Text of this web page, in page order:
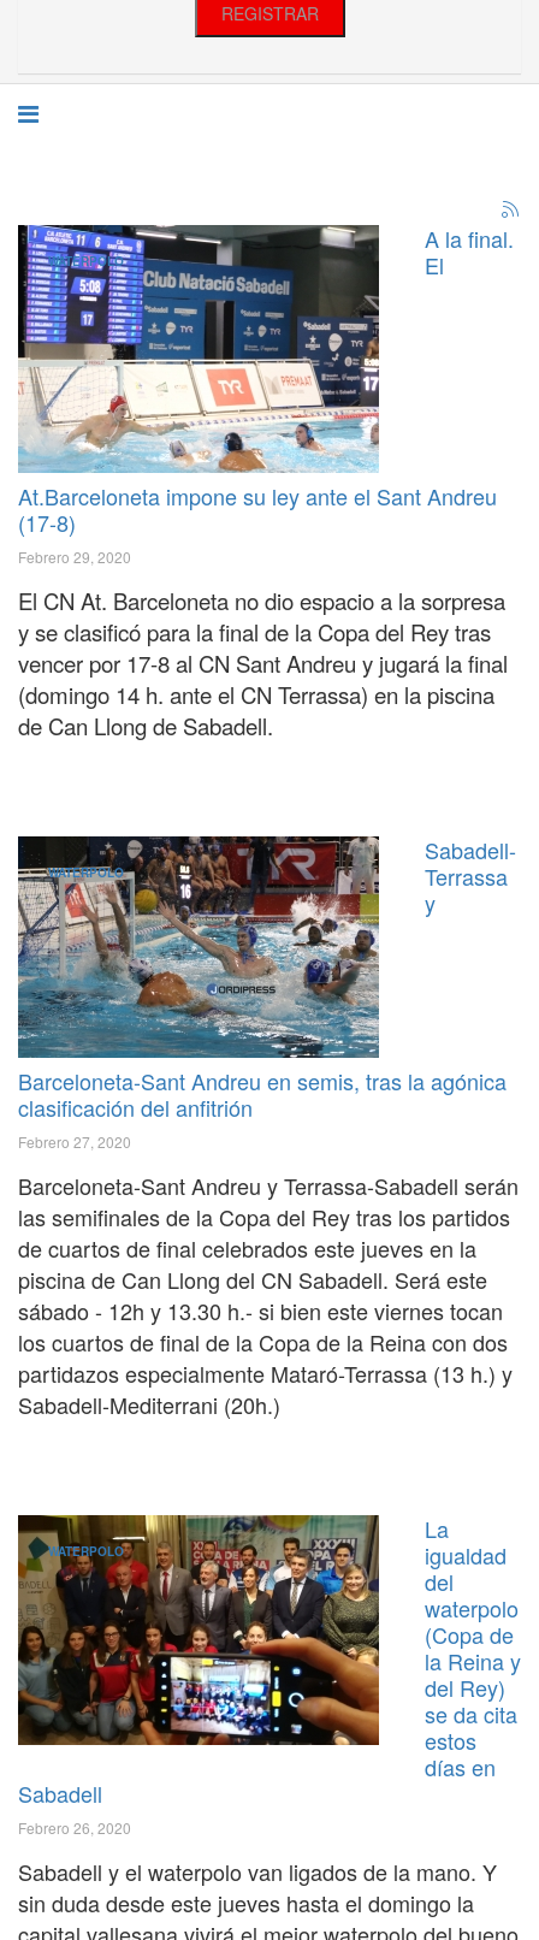
REGISTRAR
WATERPOLO
A la final.
El
At.Barceloneta impone su ley ante el Sant Andreu
(17-8)
Febrero 29, 2020
El CN At. Barceloneta no dio espacio a la sorpresa
y se clasificó para la final de la Copa del Rey tras
vencer por 17-8 al CN Sant Andreu y jugará la final
(domingo 14 h. ante el CN Terrassa) en la piscina
de Can Llong de Sabadell.
WATERPOLO
Sabadell-
Terrassa
y
Barceloneta-Sant Andreu en semis, tras la agónica
clasificación del anfitrión
Febrero 27, 2020
Barceloneta-Sant Andreu y Terrassa-Sabadell serán
las semifinales de la Copa del Rey tras los partidos
de cuartos de final celebrados este jueves en la
piscina de Can Llong del CN Sabadell. Será este
sábado - 12h y 13.30 h.- si bien este viernes tocan
los cuartos de final de la Copa de la Reina con dos
partidazos especialmente Mataró-Terrassa (13 h.) y
Sabadell-Mediterrani (20h.)
WATERPOLO
La
igualdad
del
waterpolo
(Copa de
la Reina y
del Rey)
se da cita
estos
días en
Sabadell
Febrero 26, 2020
Sabadell y el waterpolo van ligados de la mano. Y
sin duda desde este jueves hasta el domingo la